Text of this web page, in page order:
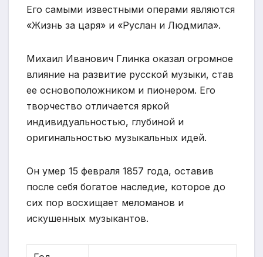
Его самыми известными операми являются
«Жизнь за царя» и «Руслан и Людмила».
Михаил Иванович Глинка оказал огромное
влияние на развитие русской музыки, став
ее основоположником и пионером. Его
творчество отличается яркой
индивидуальностью, глубиной и
оригинальностью музыкальных идей.
Он умер 15 февраля 1857 года, оставив
после себя богатое наследие, которое до
сих пор восхищает меломанов и
искушенных музыкантов.